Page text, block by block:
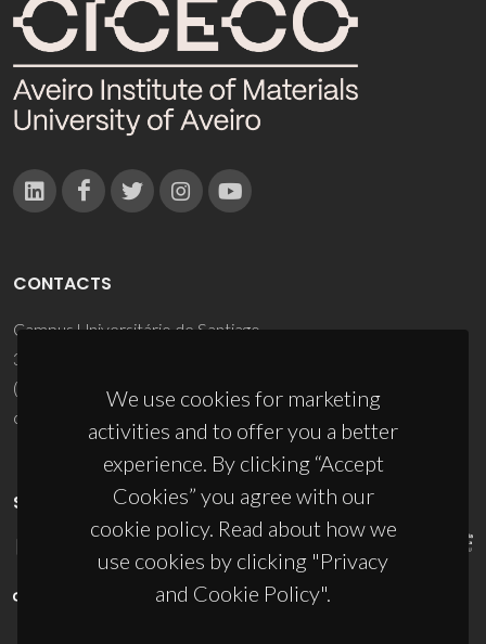
We use cookies for marketing
activities and to offer you a better
experience. By clicking “Accept
Cookies” you agree with our
cookie policy. Read about how we
use cookies by clicking "Privacy
and Cookie Policy".
CONTACTS
Campus Universitário de Santiago
3810-193 Aveiro - Portugal
(+351) 234 370 200
ciceco@ua.pt
SPONSORS